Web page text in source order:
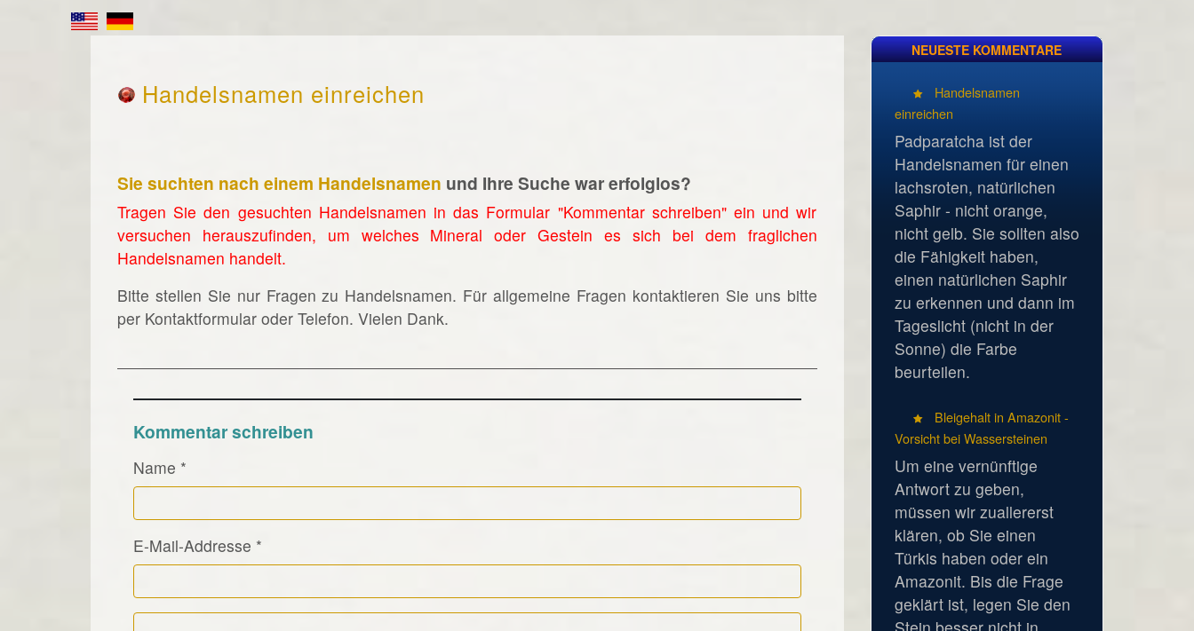
Handelsnamen einreichen
Sie suchten nach einem Handelsnamen und Ihre Suche war erfolglos?
Tragen Sie den gesuchten Handelsnamen in das Formular "Kommentar schreiben" ein und wir
versuchen herauszufinden, um welches Mineral oder Gestein es sich bei dem fraglichen
Handelsnamen handelt.
Bitte stellen Sie nur Fragen zu Handelsnamen. Für allgemeine Fragen kontaktieren Sie uns bitte
per Kontaktformular oder Telefon. Vielen Dank.
Kommentar schreiben
Name *
E-Mail-Addresse *
Kommentar Text
NEUESTE KOMMENTARE
Handelsnamen
einreichen
Padparatcha ist der
Handelsnamen für einen
lachsroten, natürlichen
Saphir - nicht orange,
nicht gelb. Sie sollten also
die Fähigkeit haben,
einen natürlichen Saphir
zu erkennen und dann im
Tageslicht (nicht in der
Sonne) die Farbe
beurteilen.
Bleigehalt in Amazonit -
Vorsicht bei Wassersteinen
Um eine vernünftige
Antwort zu geben,
müssen wir zuallererst
klären, ob Sie einen
Türkis haben oder ein
Amazonit. Bis die Frage
geklärt ist, legen Sie den